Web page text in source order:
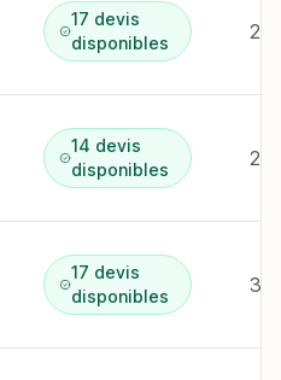
17 devis
disponibles
23
14 devis
disponibles
17 devis
disponibles
30